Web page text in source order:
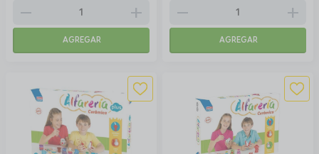
remove add
AGREGAR
remove add
AGREGAR